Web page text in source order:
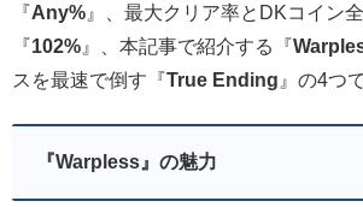
『Any% 』、最大クリア率とDKコイン
『102% 』、本記事で紹介する『
スを最速で倒す『True Ending 』の4つ
『Warpless』の魅力